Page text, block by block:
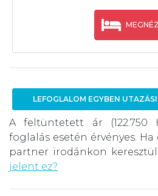
LEFOGLALOM EGYBEN
A feltüntetett ár (122.750
foglalás esetén érvényes.
partner irodánkon
jelent ez?